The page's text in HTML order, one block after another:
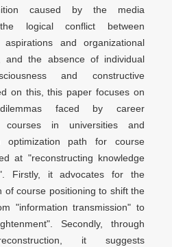
caused by the media
logical conflict between
aspirations and organizational
and the absence of individual
and constructive
on this, this paper focuses on
faced by career
courses in universities and
optimization path for course
at "reconstructing knowledge
Firstly, it advocates for the
of course positioning to shift the
"information transmission" to
Secondly, through
it suggests